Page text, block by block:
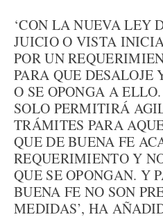
‘CON LA NUEVA LEY
JUICIO O VISTA
POR UN
PARA QUE DESALOJE
O SE OPONGA A
SOLO PERMITIRÁ
TRÁMITES PARA
QUE DE BUENA FE
REQUERIMIENTO Y
QUE SE OPONGAN. Y
BUENA FE NO SON
MEDIDAS’, HA